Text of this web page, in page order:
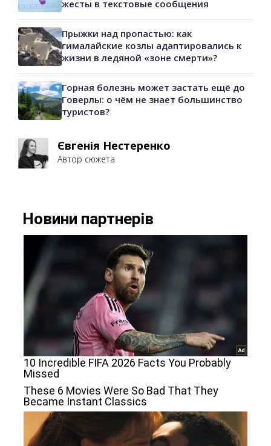
жесты в текстовые сообщения
Прыжки над пропастью: как
гималайские козлы адаптировались к
жизни в ледяной «зоне смерти»?
Горная болезнь может застать ещё до
Говерлы: о чём не знает большинство
туристов?
Євгенія Нестеренко
Автор сюжета